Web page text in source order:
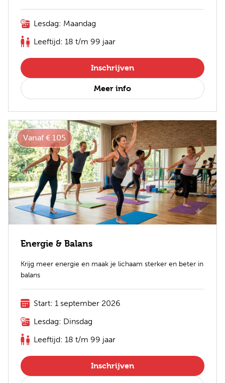
Lesdag: Maandag
Leeftijd: 18 t/m 99 jaar
Inschrijven
Meer info
Vanaf € 105
Energie & Balans
Krijg meer energie en maak je lichaam sterker en beter in
balans
Start: 1 september 2026
Lesdag: Dinsdag
Leeftijd: 18 t/m 99 jaar
Inschrijven